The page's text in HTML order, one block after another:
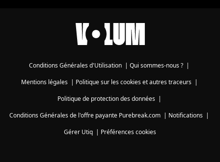
Conditions Générales d'Utilisation | Qui sommes-nous ? |
Mentions légales| Politique sur les cookies et autres traceurs|
Politique de protection des données|
Conditions Générales de l'offre payante Purebreak.com | Notifications |
Gérer Utiq | Préférences cookies